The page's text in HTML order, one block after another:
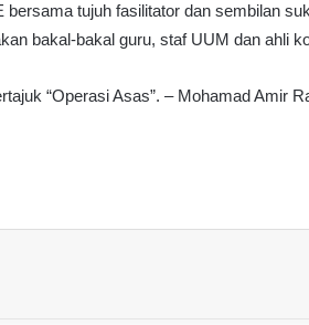
tujuh fasilitator dan sembilan
bakal-bakal guru, staf UUM dan ahli
“Operasi Asas”. – Mohamad Amir